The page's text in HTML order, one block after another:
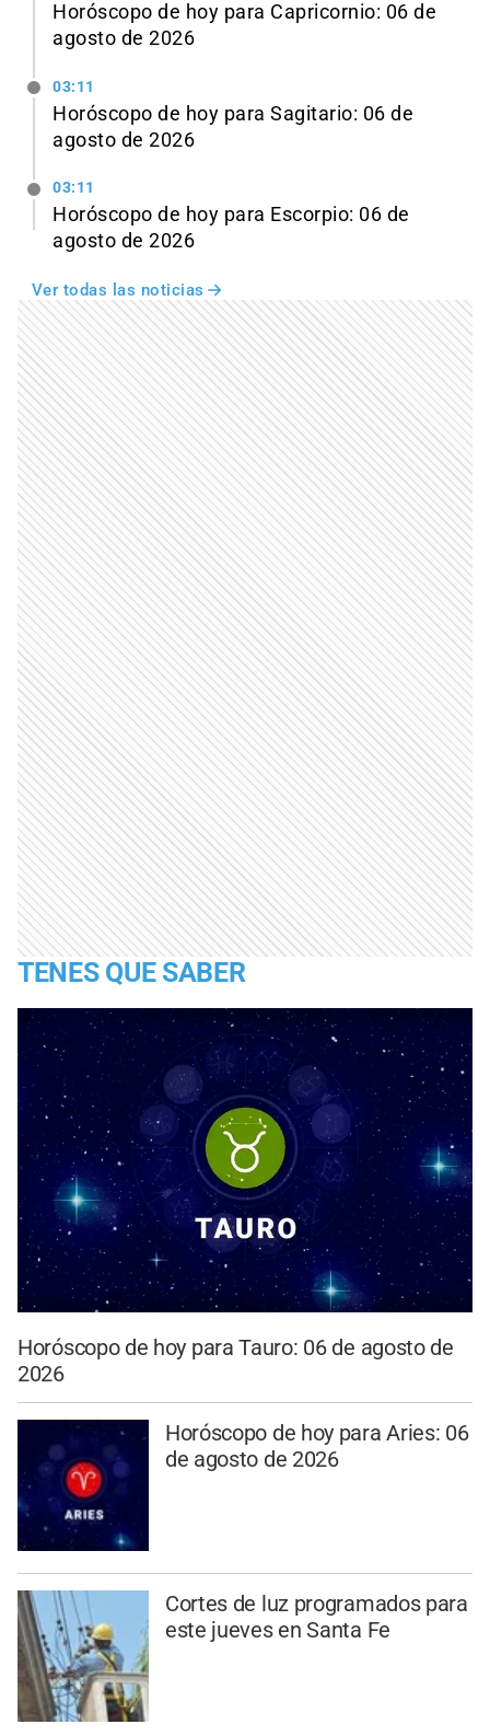
Horóscopo de hoy para Capricornio: 06 de
agosto de 2026
03:11
Horóscopo de hoy para Sagitario: 06 de
agosto de 2026
03:11
Horóscopo de hoy para Escorpio: 06 de
agosto de 2026
Ver todas las noticias
TENES QUE SABER
Horóscopo de hoy para Tauro: 06 de agosto de
2026
Horóscopo de hoy para Aries: 06
de agosto de 2026
Cortes de luz programados para
este jueves en Santa Fe